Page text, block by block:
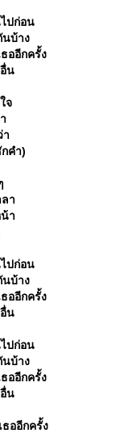
ปก่อน
นบ้าง
ออีกครั้ง
น
จ
า
คำ)
า
า
ปก่อน
นบ้าง
ออีกครั้ง
น
ปก่อน
นบ้าง
ออีกครั้ง
น
ธออีกครั้ง